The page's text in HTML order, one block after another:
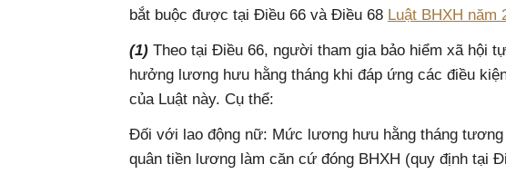
bắt buộc được tại Điều 66 và Điều 68 Luật BHXH năm
(1) Theo tại Điều 66, người tham gia bảo hiểm xã hội
hưởng lương hưu hằng tháng khi đáp ứng các điều
của Luật này. Cụ thể:
Đối với lao động nữ: Mức lương hưu hằng tháng
quân tiền lương làm căn cứ đóng BHXH (quy định tại